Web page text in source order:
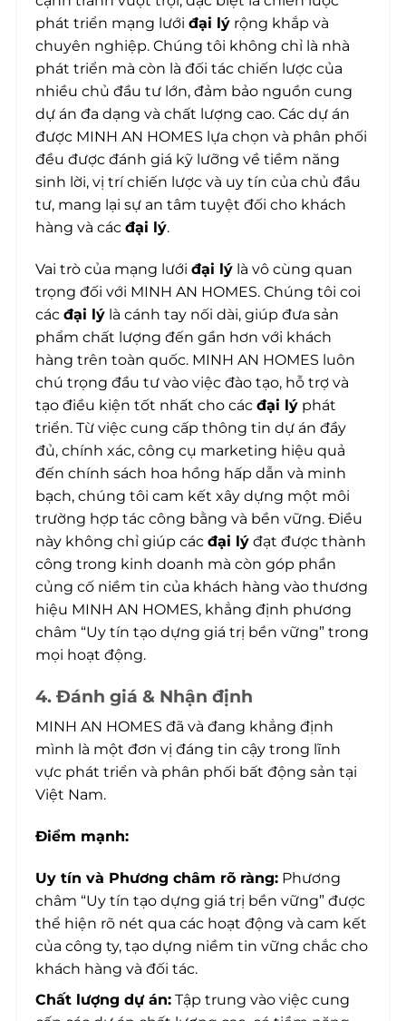
phát triển mạng lướiđại lý rộng khắp và
chuyên nghiệp. Chúng tôi không chỉ là nhà
phát triển mà còn là đối tác chiến lược của
nhiều chủ đầu tư lớn, đảm bảo nguồn cung
dự án đa dạng và chất lượng cao. Các dự án
được MINH AN HOMES lựa chọn và phân phối
đều được đánh giá kỹ lưỡng về tiềm năng
sinh lời, vị trí chiến lược và uy tín của chủ đầu
tư, mang lại sự an tâm tuyệt đối cho khách
hàng và cácđại lý.
Vai trò của mạng lướiđại lý là vô cùng quan
trọng đối với MINH AN HOMES. Chúng tôi coi
cácđại lý là cánh tay nối dài, giúp đưa sản
phẩm chất lượng đến gần hơn với khách
hàng trên toàn quốc. MINH AN HOMES luôn
chú trọng đầu tư vào việc đào tạo, hỗ trợ và
tạo điều kiện tốt nhất cho cácđại lý phát
triển. Từ việc cung cấp thông tin dự án đầy
đủ, chính xác, công cụ marketing hiệu quả
đến chính sách hoa hồng hấp dẫn và minh
bạch, chúng tôi cam kết xây dựng một môi
trường hợp tác công bằng và bền vững. Điều
này không chỉ giúp cácđại lý đạt được thành
công trong kinh doanh mà còn góp phần
củng cố niềm tin của khách hàng vào thương
hiệu MINH AN HOMES, khẳng định phương
châm “Uy tín tạo dựng giá trị bền vững” trong
mọi hoạt động.
4. Đánh giá & Nhận định
MINH AN HOMES đã và đang khẳng định
mình là một đơn vị đáng tin cậy trong lĩnh
vực phát triển và phân phối bất động sản tại
Việt Nam.
Điểm mạnh:
Uy tín và Phương châm rõ ràng: Phương
châm “Uy tín tạo dựng giá trị bền vững” được
thể hiện rõ nét qua các hoạt động và cam kết
của công ty, tạo dựng niềm tin vững chắc cho
khách hàng và đối tác.
Chất lượng dự án: Tập trung vào việc cung